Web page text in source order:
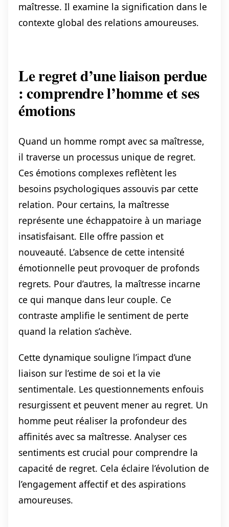
maîtresse. Il examine la signification dans le
contexte global des relations amoureuses.
Le regret d’une liaison perdue
: comprendre l’homme et ses
émotions
Quand un homme rompt avec sa maîtresse,
il traverse un processus unique de regret.
Ces émotions complexes reflètent les
besoins psychologiques assouvis par cette
relation. Pour certains, la maîtresse
représente une échappatoire à un mariage
insatisfaisant. Elle offre passion et
nouveauté. L’absence de cette intensité
émotionnelle peut provoquer de profonds
regrets. Pour d’autres, la maîtresse incarne
ce qui manque dans leur couple. Ce
contraste amplifie le sentiment de perte
quand la relation s’achève.
Cette dynamique souligne l’impact d’une
liaison sur l’estime de soi et la vie
sentimentale. Les questionnements enfouis
resurgissent et peuvent mener au regret. Un
homme peut réaliser la profondeur des
affinités avec sa maîtresse. Analyser ces
sentiments est crucial pour comprendre la
capacité de regret. Cela éclaire l’évolution de
l’engagement affectif et des aspirations
amoureuses.